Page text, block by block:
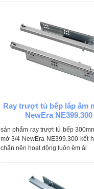
Ray trượt tủ bếp lắp âm
NewEra NE399.300
sản phẩm ray trượt tủ bếp
mở 3/4 NewEra NE399.300 kết
chấn nên hoạt động luôn êm ái